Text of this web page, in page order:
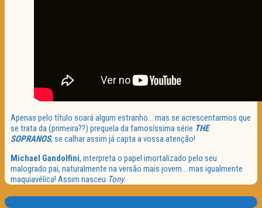
Apenas pelo título soará algum estranho… mas se acrescentarmos que
se trata da (primeira??) prequela da famosíssima série THE
SOPRANOS, se calhar assim já capta a vossa atenção!
Michael Gandolfini, interpreta o papel imortalizado pelo seu
malogrado pai, naturalmente na versão mais jovem… mas igualmente
maquiavélica! Assim nasceu Tony.
Translate: